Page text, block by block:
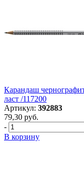
Карандаш
ласт /117200
Артикул: 392883
79,30 руб.
-
В корзину